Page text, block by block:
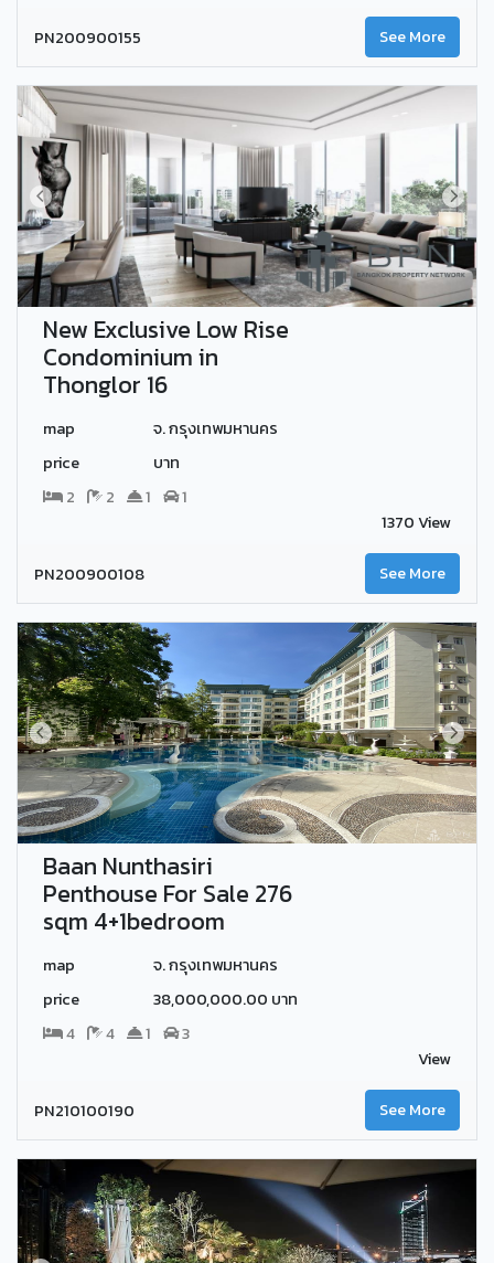
PN200900155 See More
New Exclusive Low Rise
Condominium in
Thonglor 16
map
จ. กรุงเทพมหานคร
price
บาท
2
2 1
1
1370 View
PN200900108 See More
Baan Nunthasiri
Penthouse For Sale 276
sqm 4+1bedroom
map
จ. กรุงเทพมหานคร
price
38,000,000.00 บาท
4
4 1
3
View
PN210100190 See More